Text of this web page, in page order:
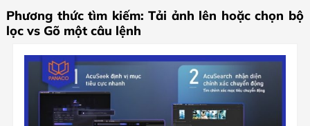
Phương thức tìm kiếm: Tải ảnh lên hoặc chọn bộ
lọc vs Gõ một câu lệnh